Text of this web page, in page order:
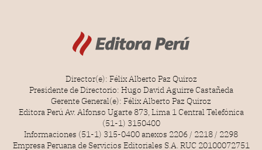
Director(e): Félix Alberto Paz Quiroz
Presidente de Directorio: Hugo David Aguirre Castañeda
Gerente General(e): Félix Alberto Paz Quiroz
Editora Perú Av. Alfonso Ugarte 873, Lima 1 Central Telefónica
(51-1) 3150400
Informaciones (51-1) 315-0400 anexos 2206 / 2218 / 2298
Empresa Peruana de Servicios Editoriales S.A. RUC 20100072751